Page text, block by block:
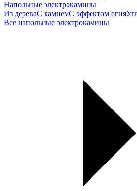
Напольные электрокамины
Из дереваС камнемС эффектом огня
Все напольные электрокамины